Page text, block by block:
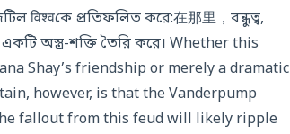
विश्वকে প্রতিফলিত করে:在那里，বন্ধুত্ব,
অস্ত্র-শক্তি তৈরি করে। Whether this
Shay’s friendship or merely a dramatic
however, is that the Vanderpump
fallout from this feud will likely ripple